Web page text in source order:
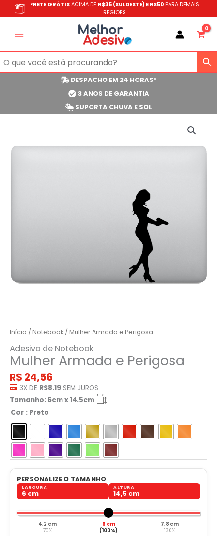
para
FRETE GRÁTISACIMA DE R$35 (SULDESTE) E R$50 PARA DEMAIS
REGIÕES
DESPACHO EM 24 HORAS*
3 ANOS DE GARANTIA
SUPORTA CHUVA E SOL
Início / Notebook / Mulher Armada e Perigosa
Adesivo de Notebook
Mulher Armada e Perigosa
R$ 24,56
3X DE R$8.19 SEM JUROS
Tamanho: 6cm x 14.5cm
Cor : Preto
PERSONALIZE O TAMANHO
LARGURA
6 cm
ALTURA
14,5 cm
4,2 cm
70%
6 cm
(100%)
7,8 cm
130%